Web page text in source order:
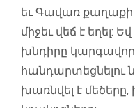
եւ Գավառ
միջեւ վեճ է եղել:
խնդիրը
հանդարտեցնելու
խառնվել է մեծերը,